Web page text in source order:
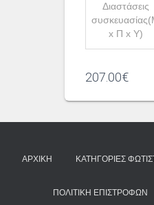
Διαστάσεις
x Π x Υ)
207.00€
ΑΡΧΙΚΉ ΚΑΤΗΓΟΡΊΕΣ
ΠΟΛΙΤΙΚΉ ΕΠΙΣΤΡΟΦΏΝ